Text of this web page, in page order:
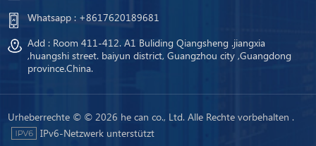
Whatsapp : +8617620189681
Add : Room 411-412. A1 Buliding Qiangsheng .jiangxia
,huangshi street. baiyun district, Guangzhou city ,Guangdong
province.China.
Urheberrechte © © 2026 he can co., Ltd. Alle Rechte vorbehalten .
IPv6-Netzwerk unterstützt